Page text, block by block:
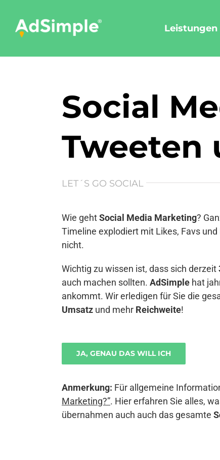
content
Leistungen
Social
Tweeten
LET´S GO SOCIAL
Wie gehtSocial Media Marketing?
Timeline explodiert mit Likes, Favs
nicht.
Wichtig zu wissen ist, dass sich derzeit
auch machen sollten. AdSimple hat
ankommt. Wir erledigen für Sie die
Umsatz und mehr Reichweite!
JA, GENAU DAS WILL ICH
Anmerkung: Für allgemeine
Marketing?”. Hier erfahren Sie alles,
übernahmen auch auch das gesamte